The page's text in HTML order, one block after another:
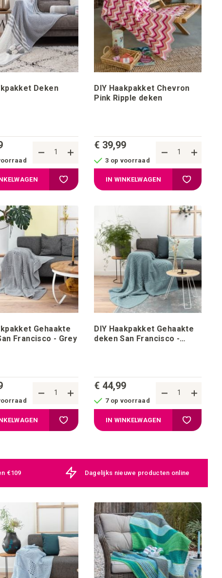
Deken
Voeg toe aan verlanglijstje
DIY Haakpakket Chevron
Pink Ripple deken
€ 39,99
3 op voorraad
IN WINKELWAGEN Voeg toe
Gehaakte
Francisco - Grey
Voeg toe aan verlanglijstje
DIY Haakpakket Gehaakte
deken San Francisco -
€ 44,99
7 op voorraad
IN WINKELWAGEN Voeg toe
€109 Dagelijks nieuwe producten online